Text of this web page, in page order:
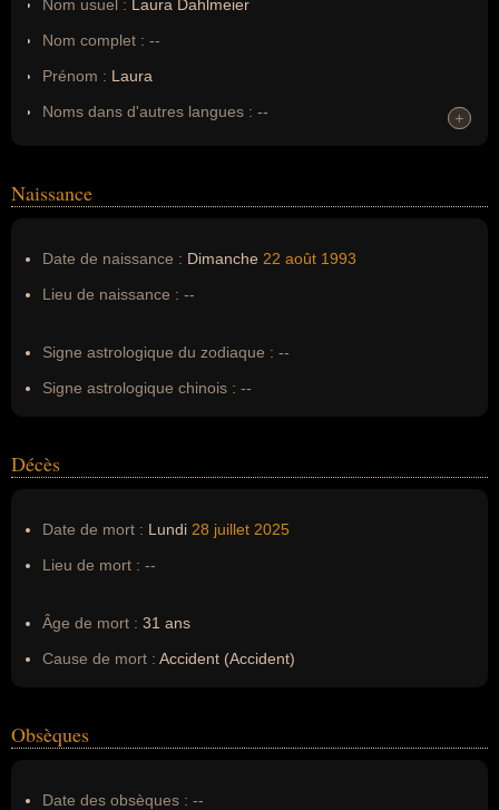
Nom usuel : Laura Dahlmeier
Nom complet : --
Prénom : Laura
Noms dans d'autres langues : --
Nom de famille :Dahlmeier
+
+
Naissance
Date de naissance : Dimanche 22 août 1993
Lieu de naissance : --
Signe astrologique du zodiaque : --
Signe astrologique chinois : --
Décès
Date de mort : Lundi 28 juillet 2025
Lieu de mort : --
Âge de mort : 31 ans
Cause de mort : Accident (Accident)
Obsèques
Date des obsèques : --